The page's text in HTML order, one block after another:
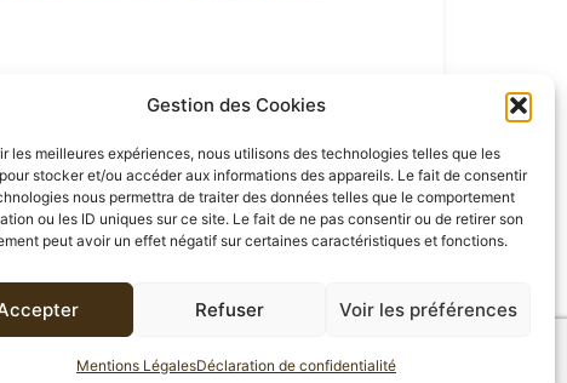
Gestion des Cookies
les meilleures expériences, nous utilisons des technologies telles que les
stocker et/ou accéder aux informations des appareils. Le fait de consentir
nous permettra de traiter des données telles que le comportement
ou les ID uniques sur ce site. Le fait de ne pas consentir ou de retirer son
peut avoir un effet négatif sur certaines caractéristiques et fonctions.
Refuser Voir les préférences
Mentions LégalesDéclaration de confidentialité